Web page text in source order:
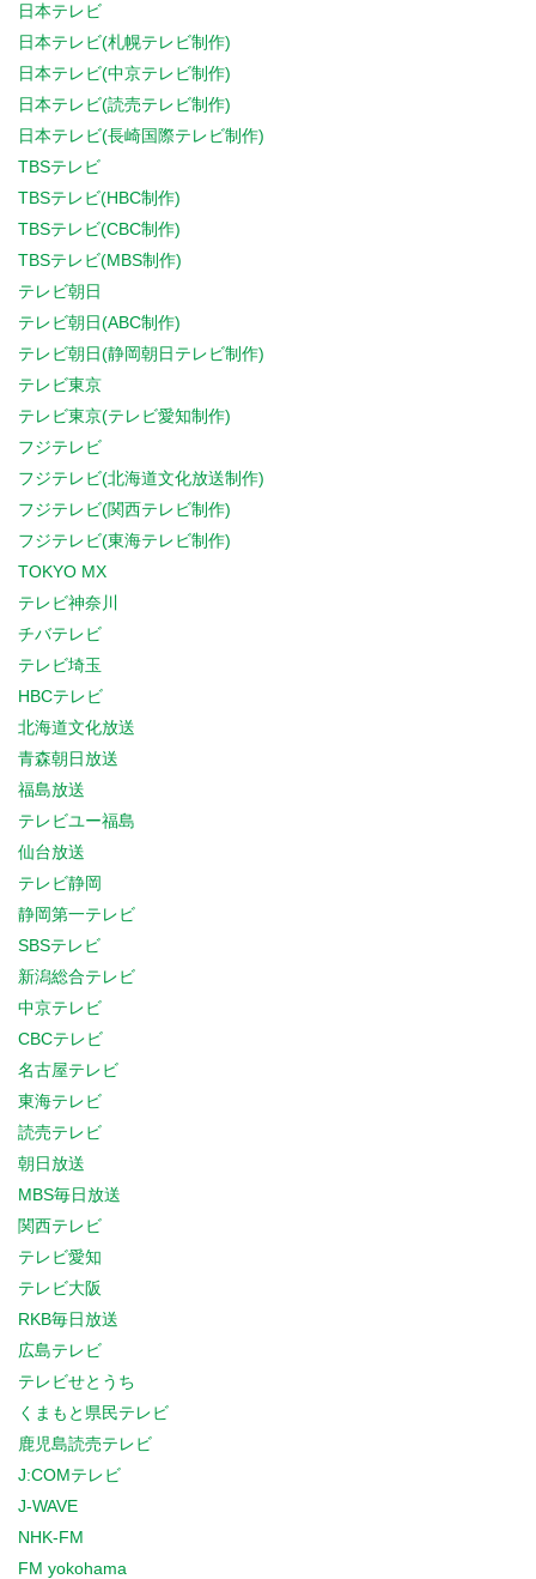
日本テレビ
日本テレビ(札幌テレビ制作)
日本テレビ(中京テレビ制作)
日本テレビ(読売テレビ制作)
日本テレビ(長崎国際テレビ制作)
TBSテレビ
TBSテレビ(HBC制作)
TBSテレビ(CBC制作)
TBSテレビ(MBS制作)
テレビ朝日
テレビ朝日(ABC制作)
テレビ朝日(静岡朝日テレビ制作)
テレビ東京
テレビ東京(テレビ愛知制作)
フジテレビ
フジテレビ(北海道文化放送制作)
フジテレビ(関西テレビ制作)
フジテレビ(東海テレビ制作)
TOKYO MX
テレビ神奈川
チバテレビ
テレビ埼玉
HBCテレビ
北海道文化放送
青森朝日放送
福島放送
テレビユー福島
仙台放送
テレビ静岡
静岡第一テレビ
SBSテレビ
新潟総合テレビ
中京テレビ
CBCテレビ
名古屋テレビ
東海テレビ
読売テレビ
朝日放送
MBS毎日放送
関西テレビ
テレビ愛知
テレビ大阪
RKB毎日放送
広島テレビ
テレビせとうち
くまもと県民テレビ
鹿児島読売テレビ
J:COMテレビ
J-WAVE
NHK-FM
FM yokohama